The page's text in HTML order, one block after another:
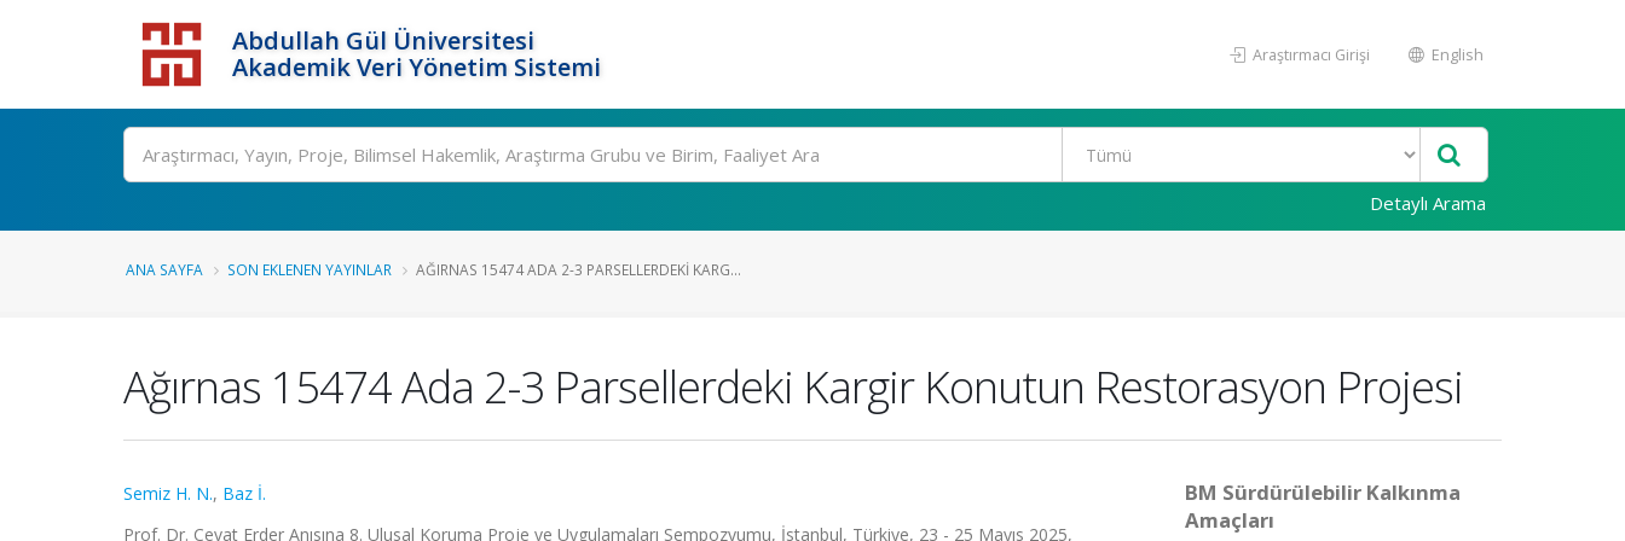
Abdullah Gül Üniversitesi
Akademik Veri Yönetim Sistemi
Araştırmacı Girişi English
Detaylı Arama
ANA SAYFA SON EKLENEN YAYINLAR AĞIRNAS 15474 ADA 2-3 PARSELLERDEKI KARG...
Ağırnas 15474 Ada 2-3 Parsellerdeki Kargir Konutun Restorasyon Projesi
Semiz H. N., Baz İ.
Prof. Dr. Cevat Erder Anısına 8. Ulusal Koruma Proje ve Uygulamaları Sempozyumu, İstanbul, Türkiye, 23 - 25 Mayıs 2025,
BM Sürdürülebilir Kalkınma
Amaçları